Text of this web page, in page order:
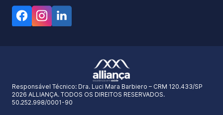
Responsável Técnico: Dra. Luci Mara Barbiero – CRM 120.433/SP
2026 ALLIANÇA. TODOS OS DIREITOS RESERVADOS.
50.252.998/0001-90